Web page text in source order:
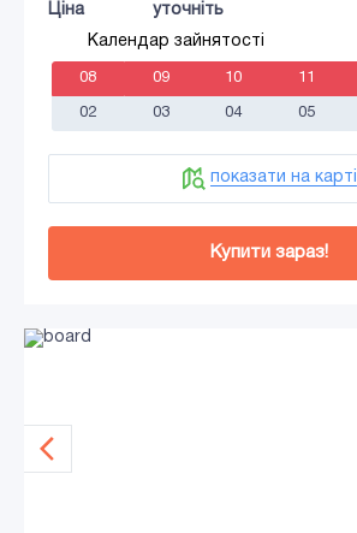
Ціна
уточніть
Календар зайнятості
08 09 10 11
02 03 04 05
показати на карті
Купити зараз!